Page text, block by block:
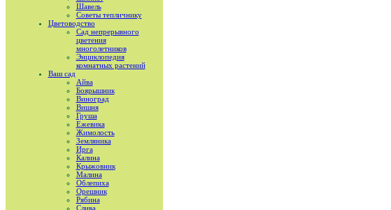
Шавель
Советы тепличнику
Цветоводство
Сад непрерывного
цветения
многолетников
Энциклопедия
комнатных растений
Ваш сад
Айва
Боярышник
Виноград
Вишня
Груша
Ежевика
Жимолость
Земляника
Ирга
Калина
Крыжовник
Малина
Облепиха
Орешник
Рябина
Слива